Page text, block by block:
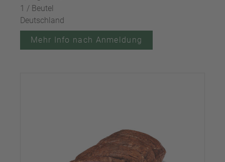
1 / Beutel
Deutschland
Mehr Info nach Anmeldung